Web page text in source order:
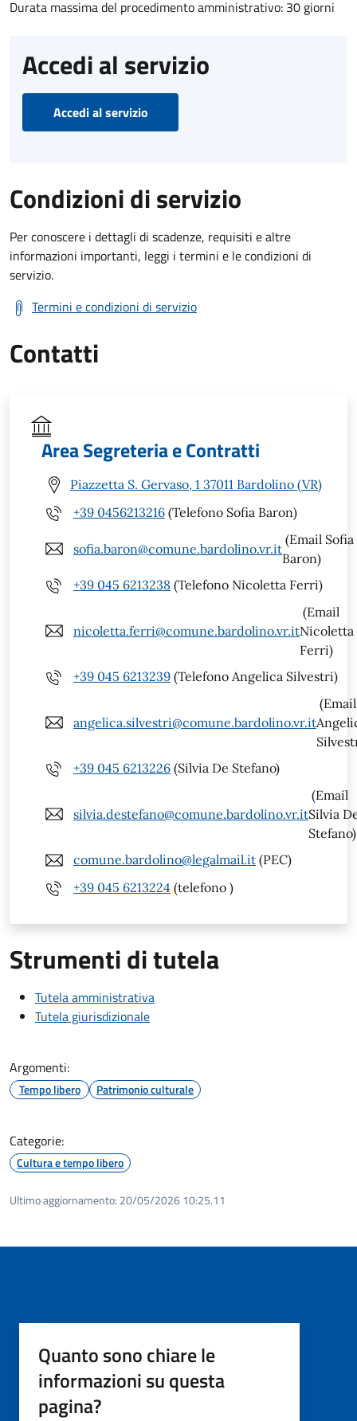
Durata massima del procedimento amministrativo: 30 giorni
Accedi al servizio
Accedi al servizio
Condizioni di servizio
Per conoscere i dettagli di scadenze, requisiti e altre
informazioni importanti, leggi i termini e le condizioni di
servizio.
Termini e condizioni di servizio
Contatti
Area Segreteria e Contratti
Piazzetta S. Gervaso, 1 37011 Bardolino (VR)
+39 0456213216 (Telefono Sofia Baron)
sofia.baron@comune.bardolino.vr.it
(Email Sofia
Baron)
+39 045 6213238 (Telefono Nicoletta Ferri)
nicoletta.ferri@comune.bardolino.vr.it
(Email
Nicoletta
Ferri)
+39 045 6213239 (Telefono Angelica Silvestri)
angelica.silvestri@comune.bardolino.vr.it
(Email
+39 045 6213226 (Silvia De Stefano)
silvia.destefano@comune.bardolino.vr.it
(Email
Silvia
Stefano)
comune.bardolino@legalmail.it (PEC)
+39 045 6213224 (telefono )
Strumenti di tutela
Tutela amministrativa
Tutela giurisdizionale
Argomenti:
Tempo libero Patrimonio culturale
Categorie:
Cultura e tempo libero
Ultimo aggiornamento: 20/05/2026 10:25.11
Quanto sono chiare le
informazioni su questa
pagina?